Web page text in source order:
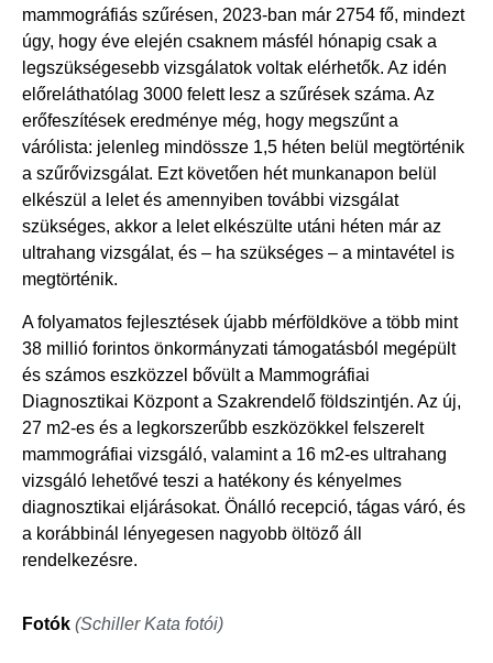
mammográfiás szűrésen, 2023-ban már 2754 fő, mindezt
úgy, hogy éve elején csaknem másfél hónapig csak a
legszükségesebb vizsgálatok voltak elérhetők. Az idén
előreláthatólag 3000 felett lesz a szűrések száma. Az
erőfeszítések eredménye még, hogy megszűnt a
várólista: jelenleg mindössze 1,5 héten belül megtörténik
a szűrővizsgálat. Ezt követően hét munkanapon belül
elkészül a lelet és amennyiben további vizsgálat
szükséges, akkor a lelet elkészülte utáni héten már az
ultrahang vizsgálat, és – ha szükséges – a mintavétel is
megtörténik.
A folyamatos fejlesztések újabb mérföldköve a több mint
38 millió forintos önkormányzati támogatásból megépült
és számos eszközzel bővült a Mammográfiai
Diagnosztikai Központ a Szakrendelő földszintjén. Az új,
27 m2-es és a legkorszerűbb eszközökkel felszerelt
mammográfiai vizsgáló, valamint a 16 m2-es ultrahang
vizsgáló lehetővé teszi a hatékony és kényelmes
diagnosztikai eljárásokat. Önálló recepció, tágas váró, és
a korábbinál lényegesen nagyobb öltöző áll
rendelkezésre.
Fotók (Schiller Kata fotói)